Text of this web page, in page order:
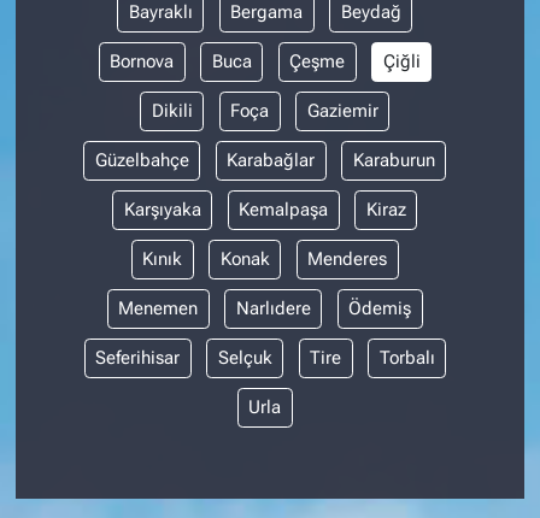
Bayraklı Bergama Beydağ
Bornova Buca Çeşme Çiğli
Dikili Foça Gaziemir
Güzelbahçe Karabağlar Karaburun
Karşıyaka Kemalpaşa Kiraz
Kınık Konak Menderes
Menemen Narlıdere Ödemiş
Seferihisar Selçuk Tire Torbalı
Urla